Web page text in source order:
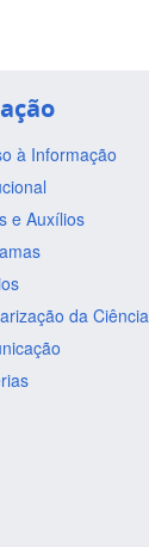
à Informação
e Auxílios
da Ciência